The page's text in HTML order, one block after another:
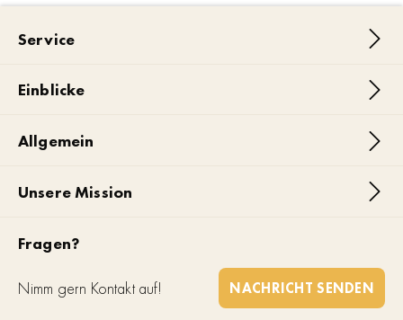
Service
Einblicke
Allgemein
Unsere Mission
Fragen?
Nimm gern Kontakt auf! NACHRICHT SENDEN